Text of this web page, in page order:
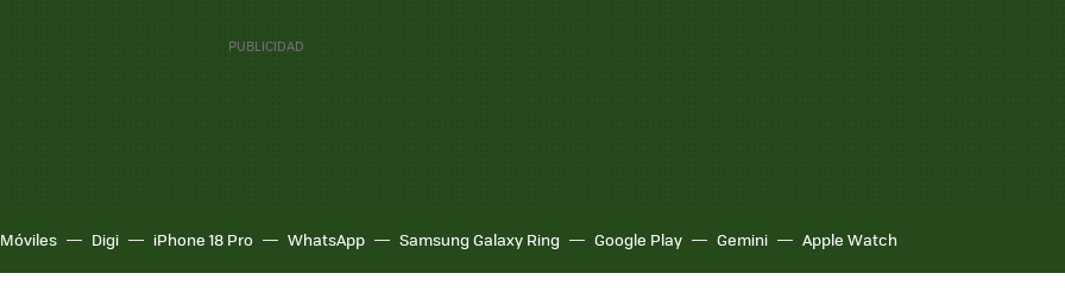
Móviles Digi iPhone 18 Pro WhatsApp Samsung Galaxy Ring Google Play Gemini Apple Watch